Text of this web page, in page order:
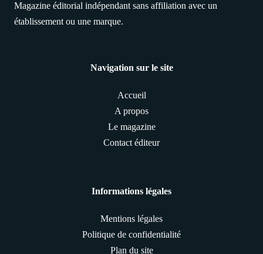
Magazine éditorial indépendant sans affiliation avec un
établissement ou une marque.
Navigation sur le site
Accueil
A propos
Le magazine
Contact éditeur
Informations légales
Mentions légales
Politique de confidentialité
Plan du site